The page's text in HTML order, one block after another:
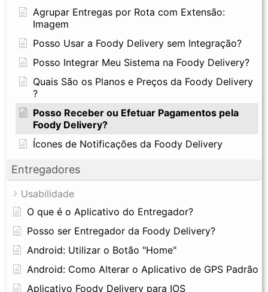
Agrupar Entregas por Rota com Extensão:
Imagem
Posso Usar a Foody Delivery sem Integração?
Posso Integrar Meu Sistema na Foody Delivery?
Quais São os Planos e Preços da Foody Delivery
?
Posso Receber ou Efetuar Pagamentos pela
Foody Delivery?
Ícones de Notificações da Foody Delivery
Entregadores
Usabilidade
O que é o Aplicativo do Entregador?
Posso ser Entregador da Foody Delivery?
Android: Utilizar o Botão "Home"
Android: Como Alterar o Aplicativo de GPS Padrão
Aplicativo Foody Delivery para IOS